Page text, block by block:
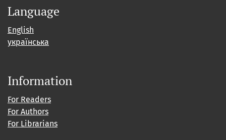
Language
English
українська
Information
For Readers
For Authors
For Librarians